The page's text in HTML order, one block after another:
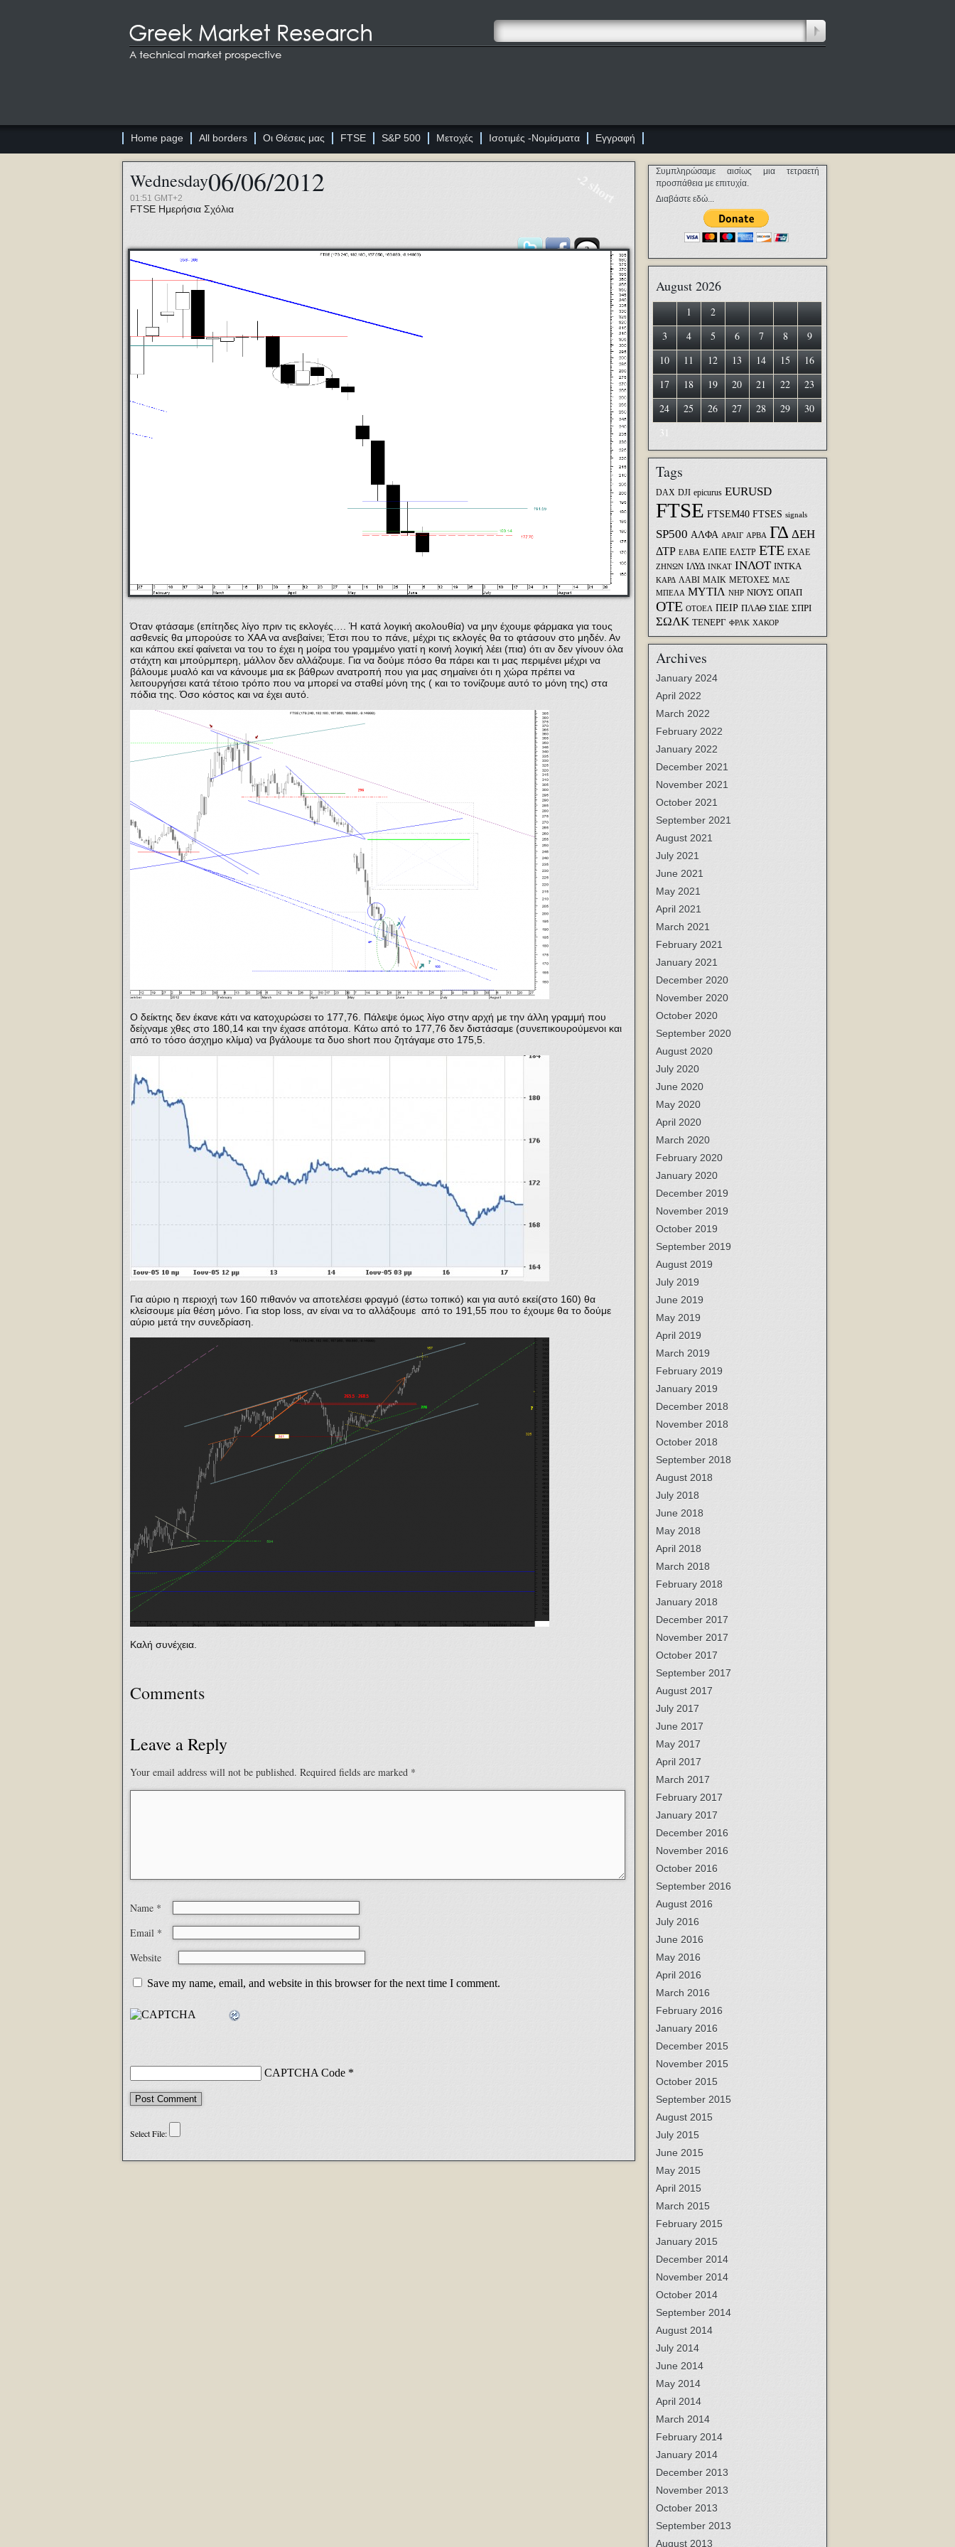
Home page All borders Οι Θέσεις μας FTSE S&P 500 Μετοχές Ισοτιμές -Νομίσματα Εγγραφή
Wednesday06/06/2012
01:51 GMT+2
FTSE Ημερήσια Σχόλια
-2 short
3
Όταν φτάσαμε (επίτηδες λίγο πριν τις εκλογές…. Ή κατά λογική ακολουθία) να μην έχουμε φάρμακα για τους
ασθενείς θα μπορούσε το ΧΑΑ να ανεβαίνει; Έτσι που το πάνε, μέχρι τις εκλογές θα το φτάσουν στο μηδέν. Αν
και κάπου εκεί φαίνεται να του το έχει η μοίρα του γραμμένο γιατί η κοινή λογική λέει (πια) ότι αν δεν γίνουν όλα
στάχτη και μπούρμπερη, μάλλον δεν αλλάζουμε. Για να δούμε πόσο θα πάρει και τι μας περιμένει μέχρι να
βάλουμε μυαλό και να κάνουμε μια εκ βάθρων ανατροπή που για μας σημαίνει ότι η χώρα πρέπει να
λειτουργήσει κατά τέτοιο τρόπο που να μπορεί να σταθεί μόνη της ( και το τονίζουμε αυτό το μόνη της) στα
πόδια της. Όσο κόστος και να έχει αυτό.
Ο δείκτης δεν έκανε κάτι να κατοχυρώσει το 177,76. Πάλεψε όμως λίγο στην αρχή με την άλλη γραμμή που
δείχναμε χθες στο 180,14 και την έχασε απότομα. Κάτω από το 177,76 δεν διστάσαμε (συνεπικουρούμενοι και
από το τόσο άσχημο κλίμα) να βγάλουμε τα δυο short που ζητάγαμε στο 175,5.
Για αύριο η περιοχή των 160 πιθανόν να αποτελέσει φραγμό (έστω τοπικό) και για αυτό εκεί(στο 160) θα
κλείσουμε μία θέση μόνο. Για stop loss, αν είναι να το αλλάξουμε από το 191,55 που το έχουμε θα το δούμε
αύριο μετά την συνεδρίαση.
Καλή συνέχεια.
Comments
Leave a Reply
Your email address will not be published. Required fields are marked *
Name *
Email *
Website
Save my name, email, and website in this browser for the next time I comment.
CAPTCHA Code *
Συμπληρώσαμε αισίως μια τετραετή
προσπάθεια με επιτυχία.
Διαβάστε εδώ...
August 2026
1
2
3
4 5 6 7 8
9
10
11 12 13 14 15
16
17
18 19 20 21 22
23
24
25 26 27 28 29
30
31
Tags
DAX DJI epicurus EURUSD
FTSE FTSEM40 FTSES signals
SP500 ΑΛΦΑ ΑΡΑΙΓ ΑΡΒΑ ΓΔ ΔΕΗ
ΔΤΡ ΕΛΒΑ ΕΛΠΕ ΕΛΣΤΡ ΕΤΕ ΕΧΑΕ
ΖΗΝΩΝ ΙΛΥΔ ΙΝΚΑΤ ΙΝΛΟΤ ΙΝΤΚΑ
ΚΑΡΔ ΛΑΒΙ ΜΑΙΚ ΜΕΤΟΧΕΣ ΜΛΣ
ΜΠΕΛΑ ΜΥΤΙΛ ΝΗΡ ΝΙΟΥΣ ΟΠΑΠ
ΟΤΕ ΟΤΟΕΛ ΠΕΙΡ ΠΛΑΘ ΣΙΔΕ ΣΠΡΙ
ΣΩΛΚ ΤΕΝΕΡΓ ΦΡΛΚ ΧΑΚΟΡ
Archives
January 2024
April 2022
March 2022
February 2022
January 2022
December 2021
November 2021
October 2021
September 2021
August 2021
July 2021
June 2021
May 2021
April 2021
March 2021
February 2021
January 2021
December 2020
November 2020
October 2020
September 2020
August 2020
July 2020
June 2020
May 2020
April 2020
March 2020
February 2020
January 2020
December 2019
November 2019
October 2019
September 2019
August 2019
July 2019
June 2019
May 2019
April 2019
March 2019
February 2019
January 2019
December 2018
November 2018
October 2018
September 2018
August 2018
July 2018
June 2018
May 2018
April 2018
March 2018
February 2018
January 2018
December 2017
November 2017
October 2017
September 2017
August 2017
July 2017
June 2017
May 2017
April 2017
March 2017
February 2017
January 2017
December 2016
November 2016
October 2016
September 2016
August 2016
July 2016
June 2016
May 2016
April 2016
March 2016
February 2016
January 2016
December 2015
November 2015
October 2015
September 2015
August 2015
July 2015
June 2015
May 2015
April 2015
March 2015
February 2015
January 2015
December 2014
November 2014
October 2014
September 2014
August 2014
July 2014
June 2014
May 2014
April 2014
March 2014
February 2014
January 2014
December 2013
November 2013
October 2013
September 2013
August 2013